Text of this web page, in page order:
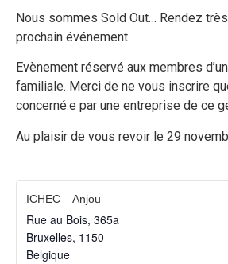
Nous sommes Sold Out… Rendez
prochain événement.
Evènement réservé aux membres
familiale. Merci de ne vous inscrire
concerné.e par une entreprise de ce
Au plaisir de vous revoir le 29
ICHEC – Anjou
Rue au Bois, 365a
Bruxelles, 1150
Belgique